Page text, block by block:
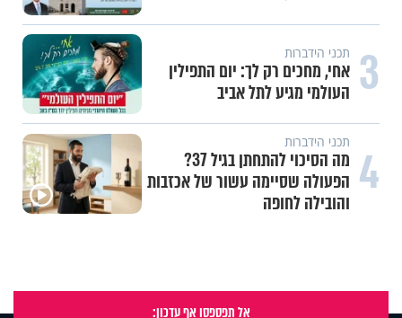
3 תכני הידברות
אחי, מחכים רק לך: יום התפילין
העולמי מגיע לתל אביב
4 תכני הידברות
מה הסיכוי להתחתן בגיל 37?
הפעולה שסיימה עשור של אכזבות
והובילה לחופה
אל תפספסו אף עדכון: